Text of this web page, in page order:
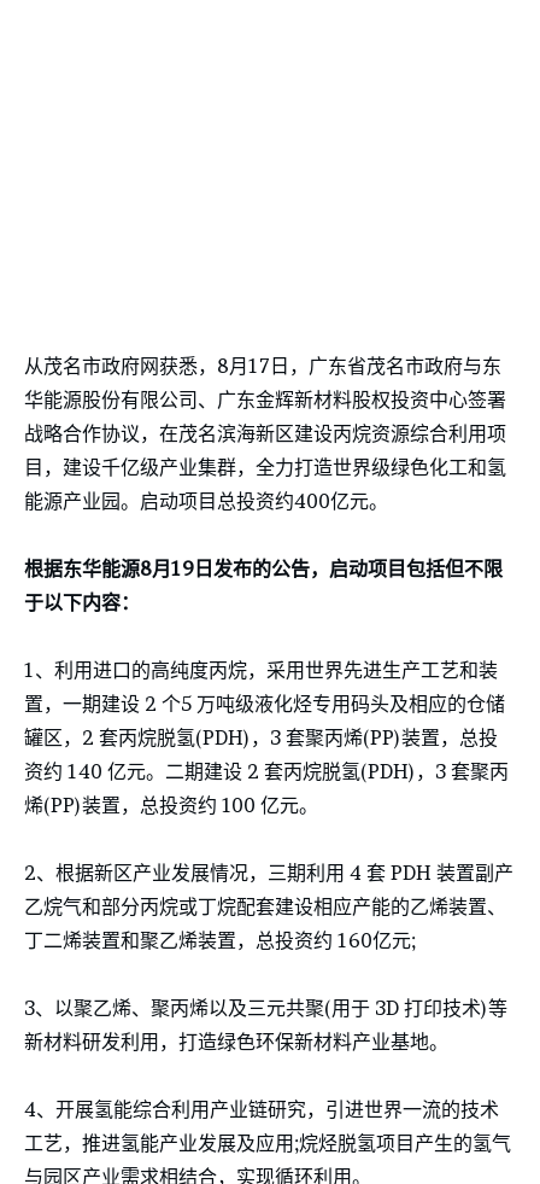
从茂名市政府网获悉，8月17日，广东省茂名市政府与东
华能源股份有限公司、广东金辉新材料股权投资中心签署
战略合作协议，在茂名滨海新区建设丙烷资源综合利用项
目，建设千亿级产业集群，全力打造世界级绿色化工和氢
能源产业园。启动项目总投资约400亿元。
根据东华能源8月19日发布的公告，启动项目包括但不限
于以下内容：
1、利用进口的高纯度丙烷，采用世界先进生产工艺和装
置，一期建设 2 个5 万吨级液化烃专用码头及相应的仓储
罐区，2 套丙烷脱氢(PDH)，3 套聚丙烯(PP)装置，总投
资约 140 亿元。二期建设 2 套丙烷脱氢(PDH)，3 套聚丙
烯(PP)装置，总投资约 100 亿元。
2、根据新区产业发展情况，三期利用 4 套 PDH 装置副产
乙烷气和部分丙烷或丁烷配套建设相应产能的乙烯装置、
丁二烯装置和聚乙烯装置，总投资约 160亿元;
3、以聚乙烯、聚丙烯以及三元共聚(用于 3D 打印技术)等
新材料研发利用，打造绿色环保新材料产业基地。
4、开展氢能综合利用产业链研究，引进世界一流的技术
工艺，推进氢能产业发展及应用;烷烃脱氢项目产生的氢气
与园区产业需求相结合，实现循环利用。